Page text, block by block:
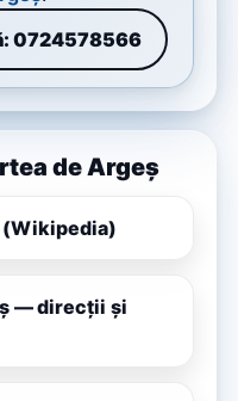
0724578566
de Argeș
(Wikipedia)
— direcții și